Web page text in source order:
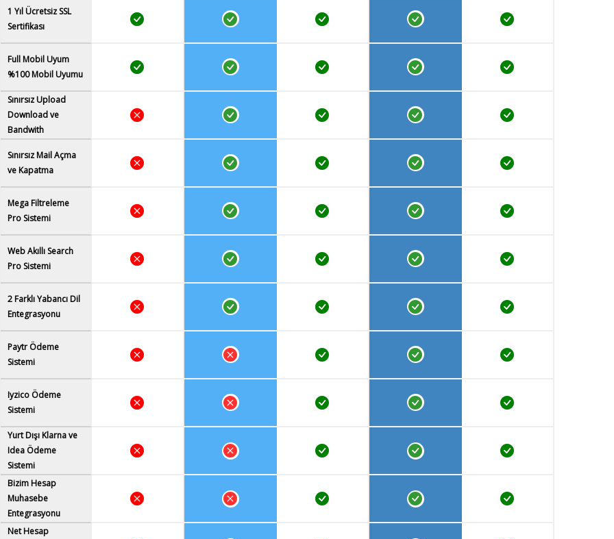
1 Yıl Ücretsiz SSL
Sertifikası
Full Mobil Uyum
%100 Mobil Uyumu
Sınırsız Upload
Download ve
Bandwith
Sınırsız Mail Açma
ve Kapatma
Mega Filtreleme
Pro Sistemi
Web Akıllı Search
Pro Sistemi
2 Farklı Yabancı Dil
Entegrasyonu
Paytr Ödeme
Sistemi
Iyzico Ödeme
Sistemi
Yurt Dışı Klarna ve
Idea Ödeme
Sistemi
Bizim Hesap
Muhasebe
Entegrasyonu
Net Hesap